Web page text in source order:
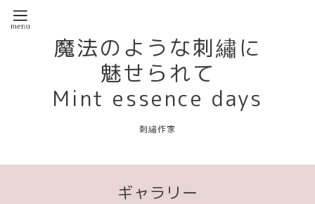
魔法のような刺繡に
魅せられて
Mint essence days
刺繡作家
ギャラリー